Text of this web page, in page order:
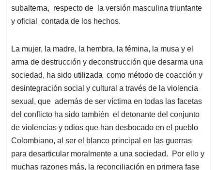
subalterna, respecto de la versión masculina triunfante
y oficial contada de los hechos.
La mujer, la madre, la hembra, la fémina, la musa y el
arma de destrucción y deconstrucción que desarma una
sociedad, ha sido utilizada como método de coacción y
desintegración social y cultural a través de la violencia
sexual, que además de ser víctima en todas las facetas
del conflicto ha sido también el detonante del conjunto
de violencias y odios que han desbocado en el pueblo
Colombiano, al ser el blanco principal en las guerras
para desarticular moralmente a una sociedad. Por ello y
muchas razones más, la reconciliación en primera fase